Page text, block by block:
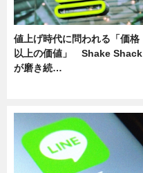
値上げ時代に問われる「価格
以上の価値」 Shake Shack
が磨き続…